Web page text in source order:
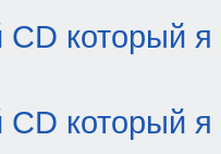
который я
который я